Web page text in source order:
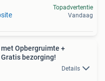
Topadvertentie
Vandaag
Opbergruimte +
bezorging!
Details